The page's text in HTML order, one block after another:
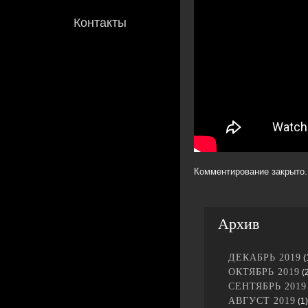
Контакты
Комментирование закрыто.
Архив
ДЕКАБРЬ 2019
ОКТЯБРЬ 2019
СЕНТЯБРЬ 2019
АВГУСТ 2019 (1)